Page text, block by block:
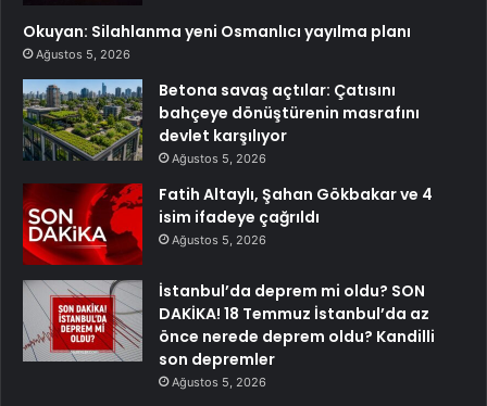
Okuyan: Silahlanma yeni Osmanlıcı yayılma planı
Ağustos 5, 2026
Betona savaş açtılar: Çatısını
bahçeye dönüştürenin masrafını
devlet karşılıyor
Ağustos 5, 2026
Fatih Altaylı, Şahan Gökbakar ve 4
isim ifadeye çağrıldı
Ağustos 5, 2026
İstanbul’da deprem mi oldu? SON
DAKİKA! 18 Temmuz İstanbul’da az
önce nerede deprem oldu? Kandilli
son depremler
Ağustos 5, 2026